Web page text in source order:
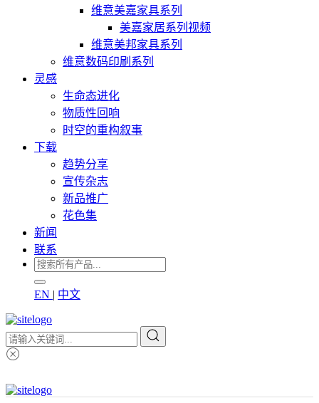
维意美嘉家具系列
美嘉家居系列视频
维意美邦家具系列
维意数码印刷系列
灵感
生命态进化
物质性回响
时空的重构叙事
下载
趋势分享
宣传杂志
新品推广
花色集
新闻
联系
EN | 中文